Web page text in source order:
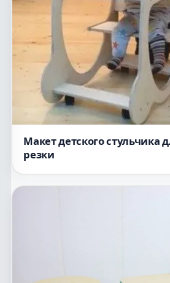
Макет детского стульчика
резки